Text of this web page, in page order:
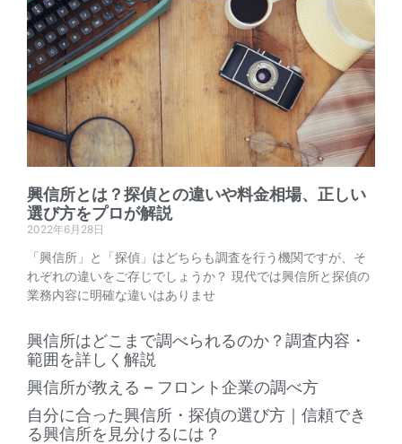
興信所とは？探偵との違いや料金相場、正しい
選び方をプロが解説
2022年6月28日
「興信所」と「探偵」はどちらも調査を行う機関ですが、そ
れぞれの違いをご存じでしょうか？ 現代では興信所と探偵の
業務内容に明確な違いはありませ
興信所はどこまで調べられるのか？調査内容・
範囲を詳しく解説
興信所が教える – フロント企業の調べ方
自分に合った興信所・探偵の選び方｜信頼でき
る興信所を見分けるには？